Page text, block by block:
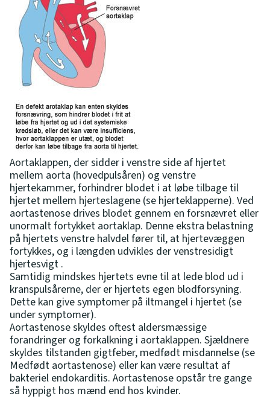
Aortaklappen, der sidder i venstre side af hjertet
mellem aorta (hovedpulsåren) og venstre
hjertekammer, forhindrer blodet i at løbe tilbage til
hjertet mellem hjerteslagene (se hjerteklapperne). Ved
aortastenose drives blodet gennem en forsnævret eller
unormalt fortykket aortaklap. Denne ekstra belastning
på hjertets venstre halvdel fører til, at hjertevæggen
fortykkes, og i længden udvikles der venstresidigt
hjertesvigt .
Samtidig mindskes hjertets evne til at lede blod ud i
kranspulsårerne, der er hjertets egen blodforsyning.
Dette kan give symptomer på iltmangel i hjertet (se
under symptomer).
Aortastenose skyldes oftest aldersmæssige
forandringer og forkalkning i aortaklappen. Sjældnere
skyldes tilstanden gigtfeber, medfødt misdannelse (se
Medfødt aortastenose) eller kan være resultat af
bakteriel endokarditis. Aortastenose opstår tre gange
så hyppigt hos mænd end hos kvinder.